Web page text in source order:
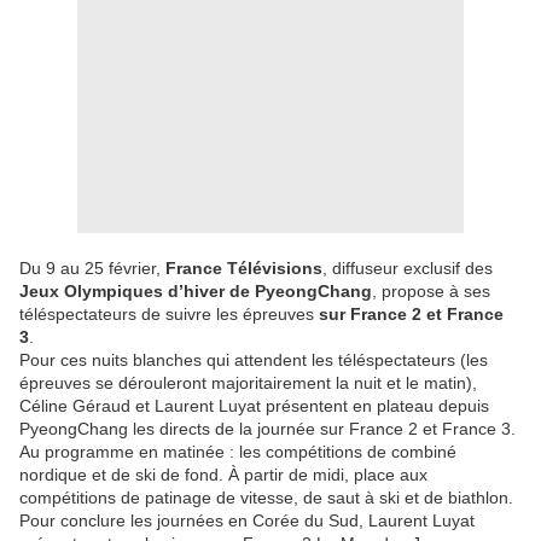
Du 9 au 25 février, France Télévisions , diffuseur exclusif des
Jeux Olympiques d’hiver de PyeongChang , propose à ses
téléspectateurs de suivre les épreuves sur France 2 et France
3
Pour ces nuits blanches qui attendent les téléspectateurs (les
épreuves se dérouleront majoritairement la nuit et le matin),
Céline Géraud et Laurent Luyat présentent en plateau depuis
PyeongChang les directs de la journée sur France 2 et France 3.
Au programme en matinée : les compétitions de combiné
nordique et de ski de fond. À partir de midi, place aux
compétitions de patinage de vitesse, de saut à ski et de biathlon.
Pour conclure les journées en Corée du Sud, Laurent Luyat